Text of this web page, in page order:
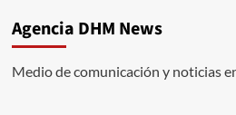
Agencia DHM News
Medio de comunicación y noticias